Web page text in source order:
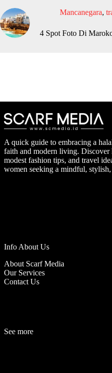
Mancanegara,
4 Spot Foto Di
A quick guide to embracing a
faith and modern living. Discover
modest fashion tips, and travel
women seeking a mindful,
Info About Us
About Scarf Media
Our Services
Contact Us
See more